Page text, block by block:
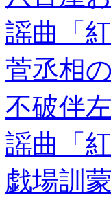
謡曲「
菅丞相
不破伴
謡曲「
戯場訓